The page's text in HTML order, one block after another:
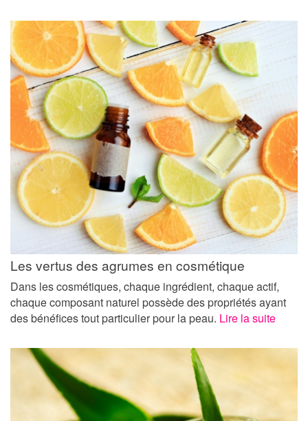
Les vertus des agrumes en cosmétique
Dans les cosmétiques, chaque ingrédient, chaque actif,
chaque composant naturel possède des propriétés ayant
des bénéfices tout particulier pour la peau. Lire la suite